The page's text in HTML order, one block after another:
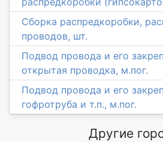
Сборка распредкоробки,
проводов, шт.
Подвод провода и его
открытая проводка, м.пог.
Подвод провода и его
гофротруба и т.п., м.пог.
Другие